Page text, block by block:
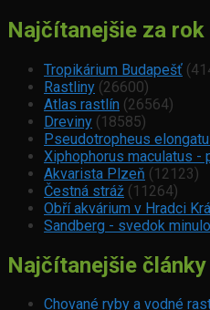
Najčítanejšie za rok
Tropikárium Budapešť
Rastliny (26600)
Atlas rastlín (26564)
Dreviny (18585)
Pseudotropheus
Xiphophorus maculatus -
Akvarista Plzeň (12123)
Čestná stráž (11264)
Obří akvárium v Hradci
Sandberg - svedok
Najčítanejšie články
Chované ryby a vodné